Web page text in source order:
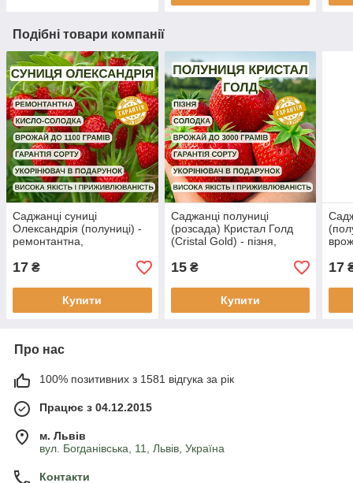
Подібні товари компанії
Саджанці суниці
Олександрія (полуниці) -
ремонтантна,
17 ₴
Купити
Саджанці полуниці
(розсада) Кристал Голд
(Cristal Gold) - пізня,
15₴
Купити
17
Про нас
100% позитивних з 1581 відгука за рік
Працює з 04.12.2015
м. Львів
вул. Богданівська, 11, Львів, Україна
Контакти